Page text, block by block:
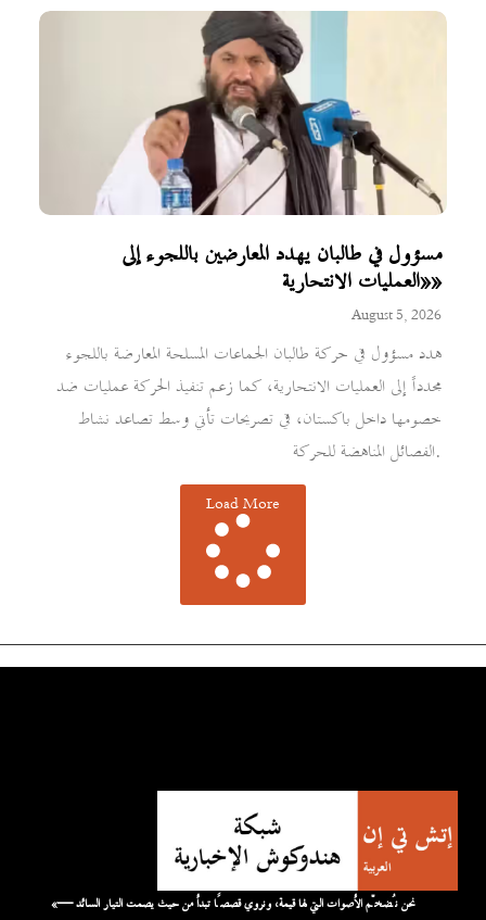
مسؤول في طالبان يهدد المعارضين باللجوء إلى
«العمليات الانتحارية»
August 5, 2026
هدد مسؤول في حركة طالبان الجماعات المسلحة المعارضة باللجوء
مجدداً إلى العمليات الانتحارية، كما زعم تنفيذ الحركة عمليات ضد
خصومها داخل باكستان، في تصريحات تأتي وسط تصاعد نشاط
الفصائل المناهضة للحركة.
Load More
«نحن نُضخّم الأصوات التي لها قيمة، ونروي قصصًا تبدأ من حيث يصمت التيار السائد —